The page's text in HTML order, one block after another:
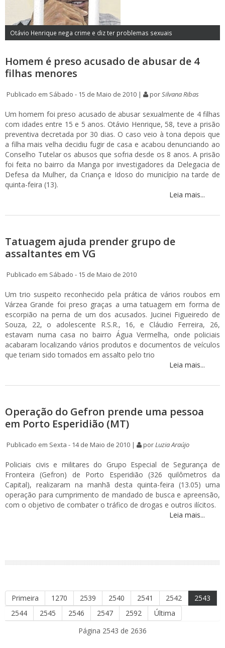
Otávio Henrique nega crime e diz ter problemas sexuais
Homem é preso acusado de abusar de 4
filhas menores
Publicado em Sábado - 15 de Maio de 2010 | porSilvana Ribas
Um homem foi preso acusado de abusar sexualmente de 4 filhas
com idades entre 15 e 5 anos. Otávio Henrique, 58, teve a prisão
preventiva decretada por 30 dias. O caso veio à tona depois que
a filha mais velha decidiu fugir de casa e acabou denunciando ao
Conselho Tutelar os abusos que sofria desde os 8 anos. A prisão
foi feita no bairro da Manga por investigadores da Delegacia de
Defesa da Mulher, da Criança e Idoso do município na tarde de
quinta-feira (13).
Leia mais...
Tatuagem ajuda prender grupo de
assaltantes em VG
Publicado em Sábado - 15 de Maio de 2010
Um trio suspeito reconhecido pela prática de vários roubos em
Várzea Grande foi preso graças a uma tatuagem em forma de
escorpião na perna de um dos acusados. Jucinei Figueiredo de
Souza, 22, o adolescente R.S.R., 16, e Cláudio Ferreira, 26,
estavam numa casa no bairro Água Vermelha, onde policiais
acabaram localizando vários produtos e documentos de veículos
que teriam sido tomados em assalto pelo trio
Leia mais...
Operação do Gefron prende uma pessoa
em Porto Esperidião (MT)
Publicado em Sexta - 14 de Maio de 2010 | porLuzia Araújo
Policiais civis e militares do Grupo Especial de Segurança de
Fronteira (Gefron) de Porto Esperidião (326 quilômetros da
Capital), realizaram na manhã desta quinta-feira (13.05) uma
operação para cumprimento de mandado de busca e apreensão,
com o objetivo de combater o tráfico de drogas e outros ilícitos.
Leia mais...
Primeira 1270 2539 2540 2541 2542
2543
2544
2545 2546 2547 2592
Última
Página 2543 de 2636